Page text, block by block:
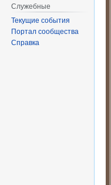
Служебные
Текущие события
Портал сообщества
Справка